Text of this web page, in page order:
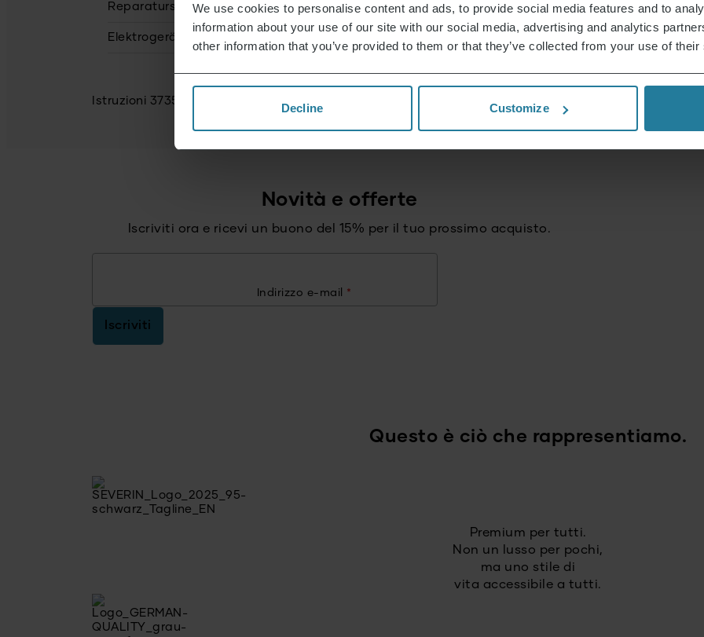
We use cookies to personalise content and ads, to provide social media features and to
information about your use of our site with our social media, advertising and analytics
other information that you’ve provided to them or that they’ve collected from your use of
Decline Customize
Reparaturservice non disponibile
Elektrogeräte Rücknahme Sì
Istruzioni 3735_SM_im_GuaranteeBook_r1.pdf
Novità e offerte
Iscriviti ora e ricevi un buono del 15% per il tuo prossimo acquisto.
Indirizzo e-mail *
Iscriviti
Questo è ciò che rappresentiamo.
Premium per tutti.
Non un lusso per pochi,
ma uno stile di
vita accessibile a tutti.